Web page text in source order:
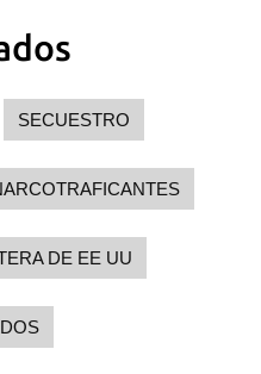
SECUESTRO
DE EE UU